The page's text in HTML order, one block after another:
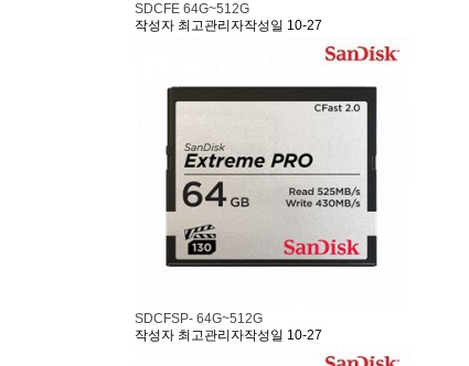
SDCFE 64G~512G
작성자 최고관리자작성일 10-27
SDCFSP- 64G~512G
작성자 최고관리자작성일 10-27